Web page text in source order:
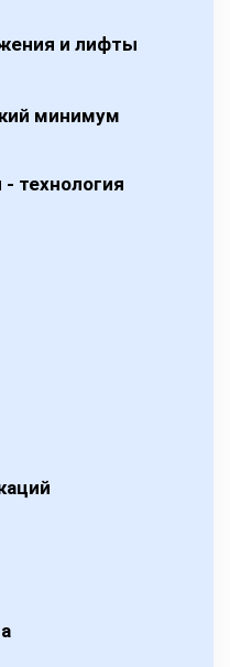
и лифты
минимум
технология